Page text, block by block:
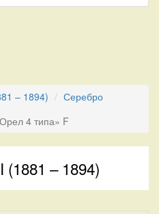
– 1894)
Серебро
4 типа» F
(1881 – 1894)